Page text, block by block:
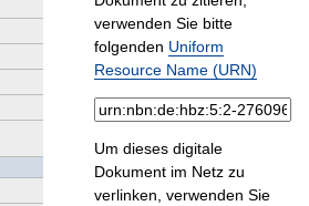
verwenden Sie bitte
folgenden Uniform
Resource Name (URN)
Um dieses digitale
Dokument im Netz zu
verlinken, verwenden Sie